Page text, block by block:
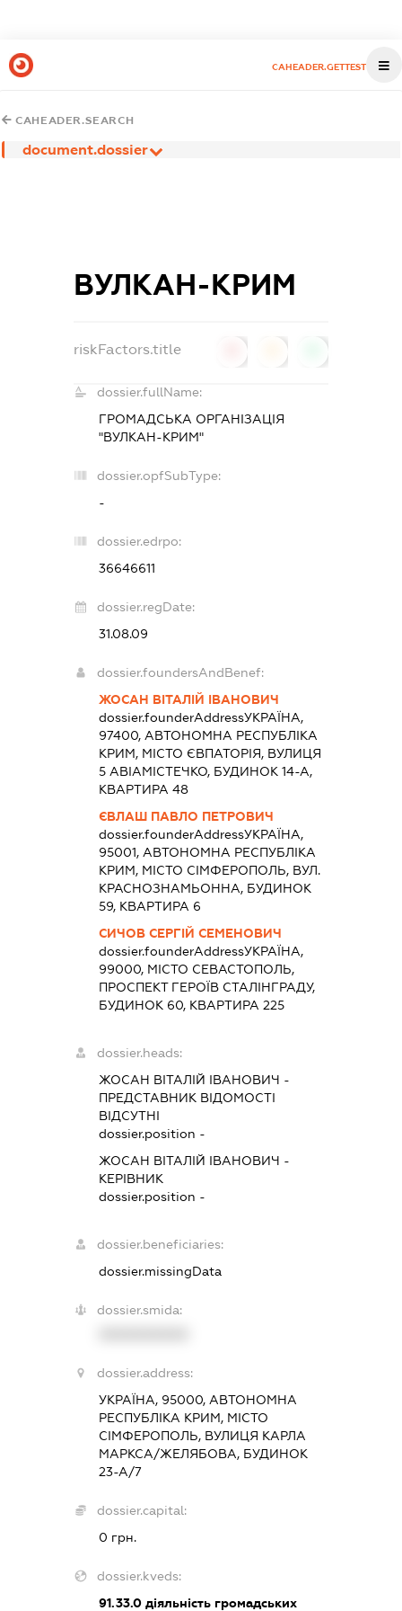
CAHEADER.GETTEST
CAHEADER.SEARCH
document.dossier
ВУЛКАН-КРИМ
riskFactors.title
dossier.fullName:
ГРОМАДСЬКА ОРГАНІЗАЦІЯ
"ВУЛКАН-КРИМ"
dossier.opfSubType:
-
dossier.edrpo:
36646611
dossier.regDate:
31.08.09
dossier.foundersAndBenef:
ЖОСАН ВІТАЛІЙ ІВАНОВИЧ
dossier.founderAddressУКРАЇНА,
97400, АВТОНОМНА РЕСПУБЛІКА
КРИМ, МІСТО ЄВПАТОРІЯ, ВУЛИЦЯ
5 АВІАМІСТЕЧКО, БУДИНОК 14-А,
КВАРТИРА 48
ЄВЛАШ ПАВЛО ПЕТРОВИЧ
dossier.founderAddressУКРАЇНА,
95001, АВТОНОМНА РЕСПУБЛІКА
КРИМ, МІСТО СІМФЕРОПОЛЬ, ВУЛ.
КРАСНОЗНАМЬОННА, БУДИНОК
59, КВАРТИРА 6
СИЧОВ СЕРГІЙ СЕМЕНОВИЧ
dossier.founderAddressУКРАЇНА,
99000, МІСТО СЕВАСТОПОЛЬ,
ПРОСПЕКТ ГЕРОЇВ СТАЛІНГРАДУ,
БУДИНОК 60, КВАРТИРА 225
dossier.heads:
ЖОСАН ВІТАЛІЙ ІВАНОВИЧ -
ПРЕДСТАВНИК ВІДОМОСТІ
ВІДСУТНІ
dossier.position -
ЖОСАН ВІТАЛІЙ ІВАНОВИЧ -
КЕРІВНИК
dossier.position -
dossier.beneficiaries:
dossier.missingData
dossier.smida:
dossier.address:
УКРАЇНА, 95000, АВТОНОМНА
РЕСПУБЛІКА КРИМ, МІСТО
СІМФЕРОПОЛЬ, ВУЛИЦЯ КАРЛА
МАРКСА/ЖЕЛЯБОВА, БУДИНОК
23-А/7
dossier.capital:
0 грн.
dossier.kveds:
91.33.0діяльність громадських